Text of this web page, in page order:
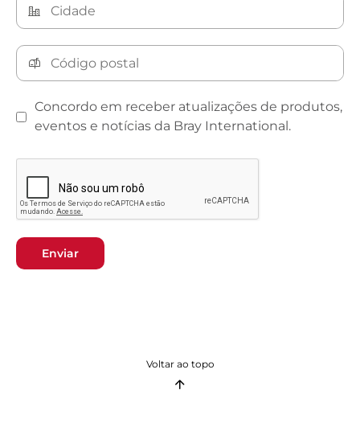
Concordo em receber atualizações de produtos,
eventos e notícias da Bray International.
Enviar
Voltar ao topo